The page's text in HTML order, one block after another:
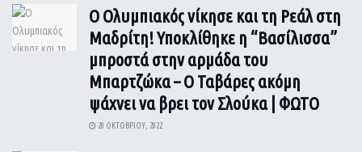
Ο Ολυμπιακός νίκησε και τη Ρεάλ στη
Μαδρίτη! Υποκλίθηκε η “Βασίλισσα”
μπροστά στην αρμάδα του
Μπαρτζώκα – Ο Ταβάρες ακόμη
ψάχνει να βρει τον Σλούκα | ΦΩΤΟ
20 ΟΚΤΩΒΡΊΟΥ, 2022